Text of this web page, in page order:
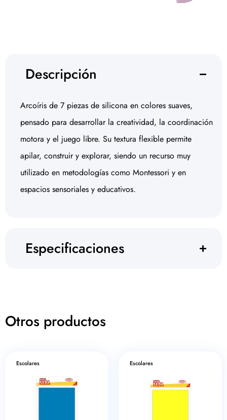
Descripción
Arcoíris de 7 piezas de silicona en colores suaves,
pensado para desarrollar la creatividad, la coordinación
motora y el juego libre. Su textura flexible permite
apilar, construir y explorar, siendo un recurso muy
utilizado en metodologías como Montessori y en
espacios sensoriales y educativos.
Especificaciones
Otros productos
Escolares Escolares